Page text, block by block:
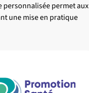
personnalisée permet aux
une mise en pratique